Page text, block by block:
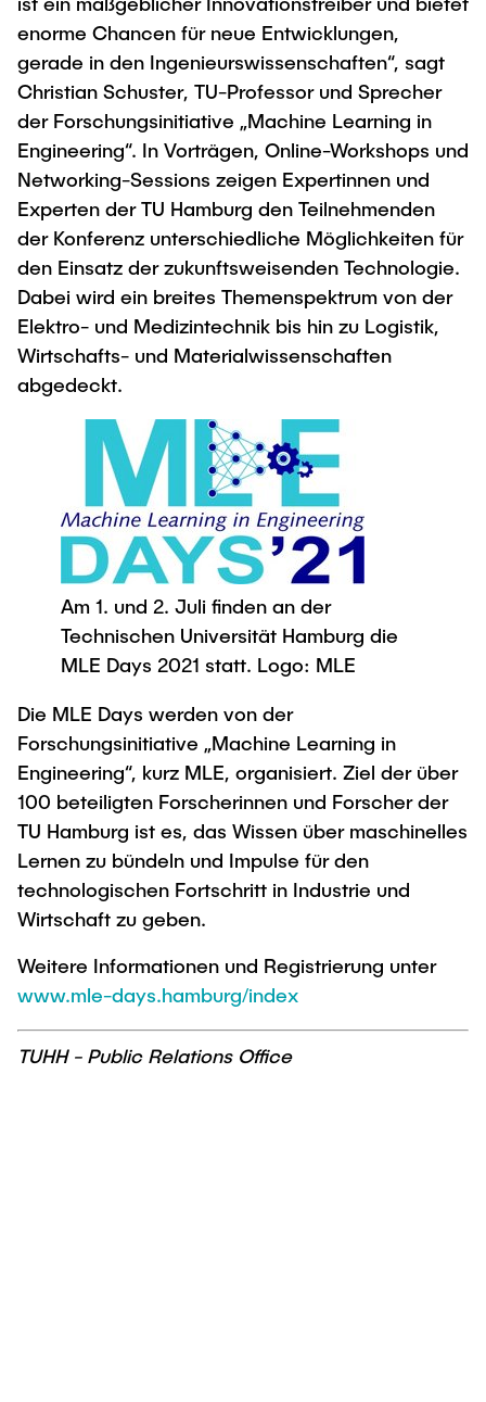
Institutes
Overview
enorme Chancen für neue Entwicklungen,
gerade in den Ingenieurswissenschaften“, sagt
Christian Schuster, TU-Professor und Sprecher
der Forschungsinitiative „Machine Learning in
Engineering“. In Vorträgen, Online-Workshops und
Networking-Sessions zeigen Expertinnen und
Experten der TU Hamburg den Teilnehmenden
der Konferenz unterschiedliche Möglichkeiten für
den Einsatz der zukunftsweisenden Technologie.
Dabei wird ein breites Themenspektrum von der
Elektro- und Medizintechnik bis hin zu Logistik,
Wirtschafts- und Materialwissenschaften
abgedeckt.
Am 1. und 2. Juli finden an der
Technischen Universität Hamburg die
MLE Days 2021 statt. Logo: MLE
Die MLE Days werden von der
Forschungsinitiative „Machine Learning in
Engineering“, kurz MLE, organisiert. Ziel der über
100 beteiligten Forscherinnen und Forscher der
TU Hamburg ist es, das Wissen über maschinelles
Lernen zu bündeln und Impulse für den
technologischen Fortschritt in Industrie und
Wirtschaft zu geben.
Weitere Informationen und Registrierung unter
www.mle-days.hamburg/index
TUHH - Public Relations Office